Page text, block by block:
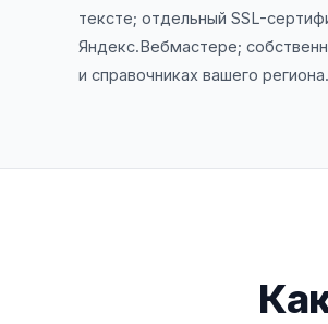
тексте; отдельный SSL-
Яндекс.Вебмастере;
и справочниках вашего региона.